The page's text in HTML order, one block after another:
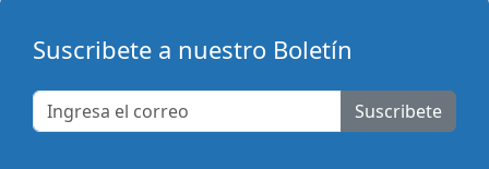
Suscribete a nuestro Boletín
Suscribete